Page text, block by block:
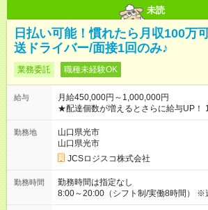
未読
日払い可能！慣れたら月収100万
送ドライバー/面接1回のみ♪
業務委託 職種未経験OK
給与
月給450,000円～1,000,000円
★配達個数が増えるとさらに給与UP！
ど！ ・主要都市エリア 月収55万円／週5日稼働 月収65万~112
万円／週6日稼働 ・地方郊外エリア 月収40万円／週5日稼働 月
収40万円~50万円／週6日稼働 ＜モデルイメージ＞ ■月収50万
円 (27歳男性/江東区在住)※元建築関係
(日休み) ■月収80万円(43歳男性/墨田区在住)※元営業 1日200個
勤務地
山口県光市
山口県光市
JCSロジスコ株式会社
勤務時間
勤務時間は指定なし
8:00～20:00（シフト制/実働8時間） ※
は週4も有り） ※配達状況によって時